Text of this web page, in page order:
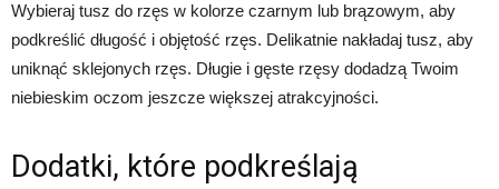
Wybieraj tusz do rzęs w kolorze czarnym lub brązowym, aby
podkreślić długość i objętość rzęs. Delikatnie nakładaj tusz, aby
uniknąć sklejonych rzęs. Długie i gęste rzęsy dodadzą Twoim
niebieskim oczom jeszcze większej atrakcyjności.
Dodatki, które podkreślają